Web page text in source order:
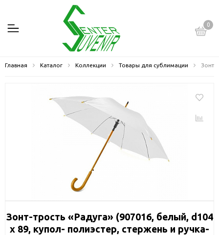
0
Главная Каталог Коллекции Товары для сублимации Зонт-
Зонт-трость «Радуга» (907016, белый, d104
х 89, купол- полиэстер, стержень и ручка-